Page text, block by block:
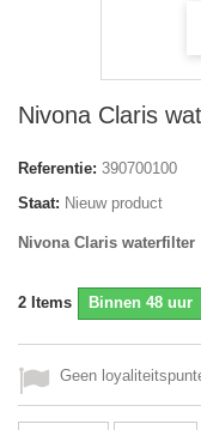
Nivona Claris
Referentie: 390700100
Staat: Nieuw product
Nivona Claris waterfilter
2 Items Binnen 48 uur
Geen